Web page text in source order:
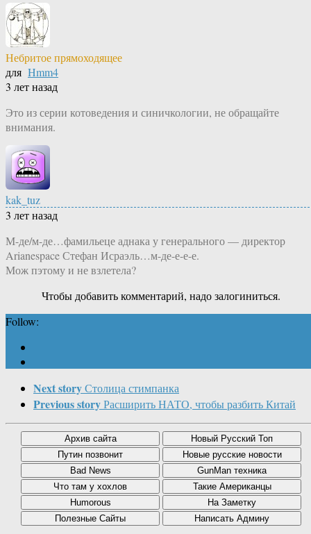
Небритое прямоходящее
для Hmm4
3 лет назад
Это из серии котоведения и синичкологии, не обращайте
внимания.
kak_tuz
3 лет назад
М-де/м-де…фамильеце аднака у генерального — директор
Arianespace Стефан Исраэль…м-де-е-е-е.
Мож пэтому и не взлетела?
Чтобы добавить комментарий, надо залогиниться.
Follow:
Next storyСтолица стимпанка
Previous storyРасширить НАТО, чтобы разбить Китай